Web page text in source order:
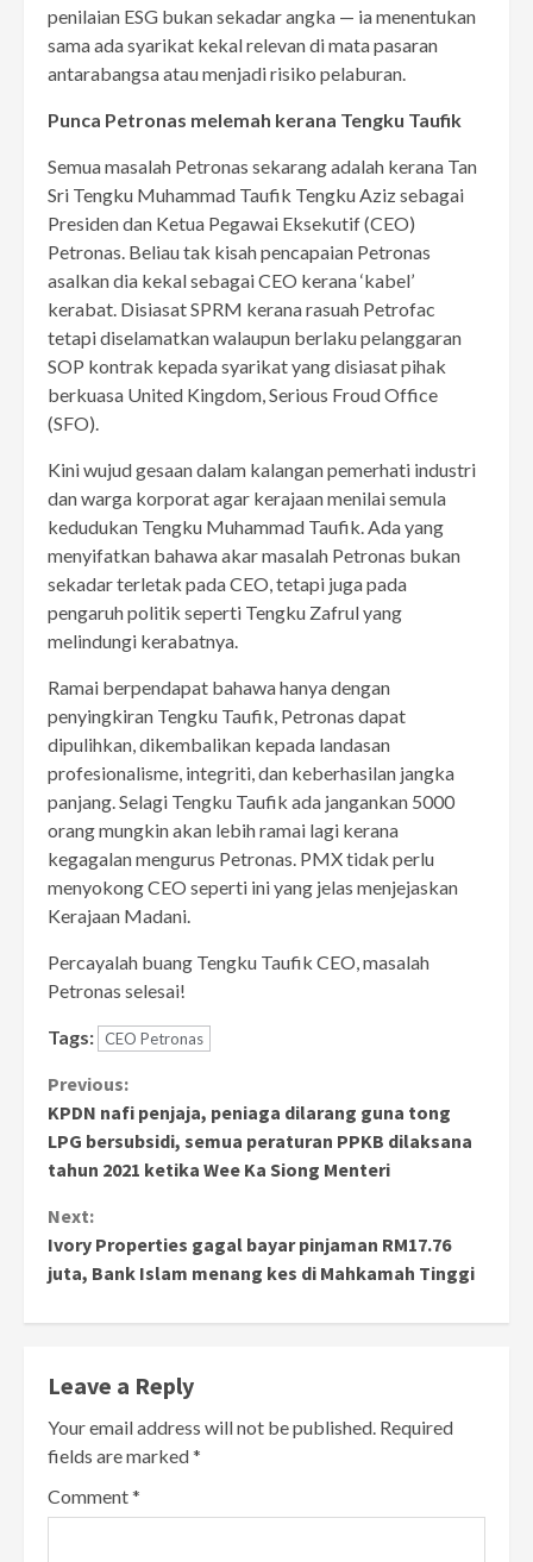
penilaian ESG bukan sekadar angka — ia menentukan
sama ada syarikat kekal relevan di mata pasaran
antarabangsa atau menjadi risiko pelaburan.
Punca Petronas melemah kerana Tengku Taufik
Semua masalah Petronas sekarang adalah kerana Tan
Sri Tengku Muhammad Taufik Tengku Aziz sebagai
Presiden dan Ketua Pegawai Eksekutif (CEO)
Petronas. Beliau tak kisah pencapaian Petronas
asalkan dia kekal sebagai CEO kerana ‘kabel’
kerabat. Disiasat SPRM kerana rasuah Petrofac
tetapi diselamatkan walaupun berlaku pelanggaran
SOP kontrak kepada syarikat yang disiasat pihak
berkuasa United Kingdom, Serious Froud Office
(SFO).
Kini wujud gesaan dalam kalangan pemerhati industri
dan warga korporat agar kerajaan menilai semula
kedudukan Tengku Muhammad Taufik. Ada yang
menyifatkan bahawa akar masalah Petronas bukan
sekadar terletak pada CEO, tetapi juga pada
pengaruh politik seperti Tengku Zafrul yang
melindungi kerabatnya.
Ramai berpendapat bahawa hanya dengan
penyingkiran Tengku Taufik, Petronas dapat
dipulihkan, dikembalikan kepada landasan
profesionalisme, integriti, dan keberhasilan jangka
panjang. Selagi Tengku Taufik ada jangankan 5000
orang mungkin akan lebih ramai lagi kerana
kegagalan mengurus Petronas. PMX tidak perlu
menyokong CEO seperti ini yang jelas menjejaskan
Kerajaan Madani.
Percayalah buang Tengku Taufik CEO, masalah
Petronas selesai!
Tags: CEO Petronas
Continue
Reading
Previous:
KPDN nafi penjaja, peniaga dilarang guna tong
LPG bersubsidi, semua peraturan PPKB dilaksana
tahun 2021 ketika Wee Ka Siong Menteri
Next:
Ivory Properties gagal bayar pinjaman RM17.76
juta, Bank Islam menang kes di Mahkamah Tinggi
Leave a Reply
Your email address will not be published. Required
fields are marked*
Comment*